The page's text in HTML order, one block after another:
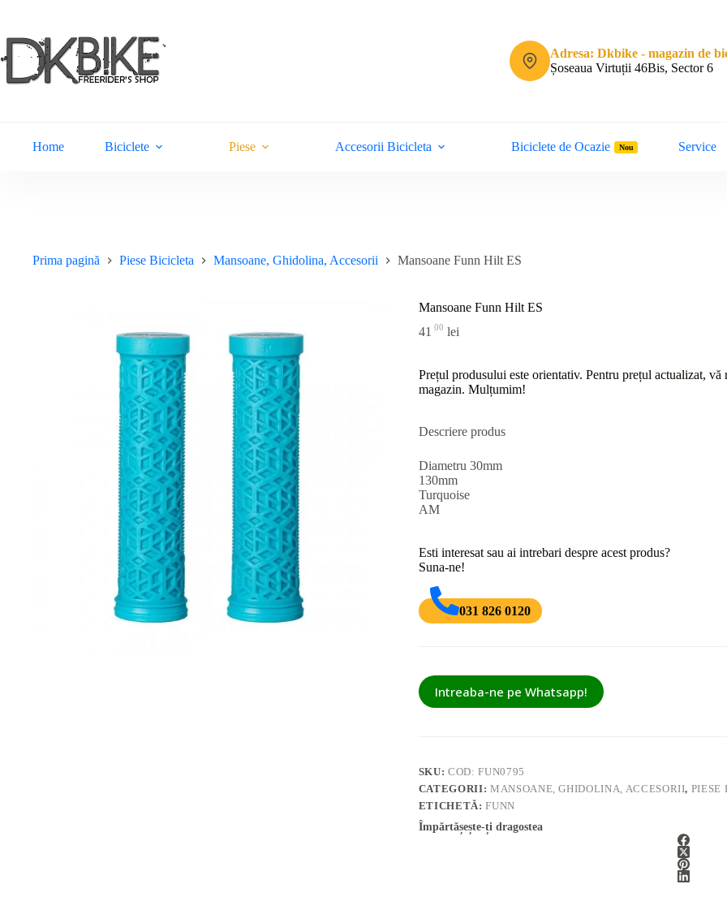
conținut
Adresa: Dkbike - magazin de
Șoseaua Virtuții 46Bis, Sector 6
Home Biciclete Piese Accesorii Bicicleta Biciclete de Ocazie Nou Service
Prima pagină Piese Bicicleta Mansoane, Ghidolina, Accesorii Mansoane Funn Hilt ES
Mansoane Funn Hilt ES
41 00 lei
Prețul produsului este orientativ. Pentru prețul actualizat, vă
magazin. Mulțumim!
Descriere produs
Diametru 30mm
130mm
Turquoise
AM
Esti interesat sau ai intrebari despre acest produs?
Suna-ne!
031 826 0120
Intreaba-ne pe Whatsapp!
SKU:COD: FUN0795
CATEGORII: MANSOANE, GHIDOLINA, ACCESORII, PIESE
ETICHETĂ:FUNN
Împărtășește-ți dragostea